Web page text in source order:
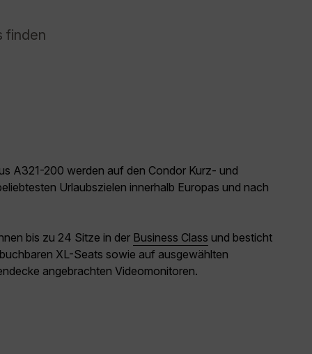
finden
A321-200 werden auf den Condor Kurz- und
Urlaubszielen innerhalb Europas und nach
bis zu 24 Sitze in der Business Class und besticht
XL-Seats sowie auf ausgewählten
angebrachten Videomonitoren.